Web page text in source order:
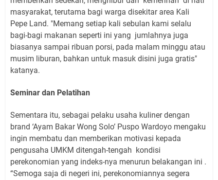
masyarakat, terutama bagi warga disekitar area Kali
Pepe Land. "Memang setiap kali sebulan kami selalu
bagi-bagi makanan seperti ini yang jumlahnya juga
biasanya sampai ribuan porsi, pada malam minggu atau
musim liburan, bahkan untuk masuk disini juga gratis"
katanya.
Seminar dan Pelatihan
Sementara itu, sebagai pelaku usaha kuliner dengan
brand ‘Ayam Bakar Wong Solo’ Puspo Wardoyo mengaku
ingin membatu dan memberikan motivasi kepada
pengusaha UMKM ditengah-tengah kondisi
perekonomian yang indeks-nya menurun belakangan ini .
“Semoga saja di negeri ini, perekonomiannya segera